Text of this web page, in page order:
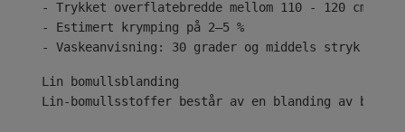
- Trykket overflatebredde mellom 110 - 120 cm
- Estimert krymping på 2–5 %
- Vaskeanvisning: 30 grader og middels stryk
Lin-bomullsstoffer består av en blanding av